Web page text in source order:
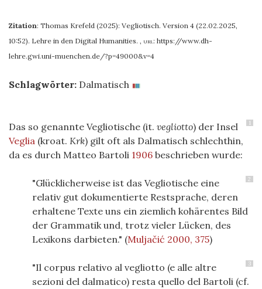
Zitation: Thomas Krefeld (2025): Vegliotisch. Version 4 (22.02.2025,
10:52). Lehre in den Digital Humanities. , url: https://www.dh-
lehre.gwi.uni-muenchen.de/?p=49000&v=4
Schlagwörter: Dalmatisch
1
Das so genannte Vegliotische (it. vegliotto) der Insel
Veglia (kroat. Krk) gilt oft als Dalmatisch schlechthin,
da es durch Matteo Bartoli 1906 beschrieben wurde:
2
"Glücklicherweise ist das Vegliotische eine
relativ gut dokumentierte Restsprache, deren
erhaltene Texte uns ein ziemlich kohärentes Bild
der Grammatik und, trotz vieler Lücken, des
Lexikons darbieten." (Muljačić 2000, 375)
3
"Il corpus relativo al vegliotto (e alle altre
sezioni del dalmatico) resta quello del Bartoli (cf.